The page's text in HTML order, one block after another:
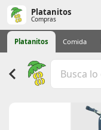
Platanitos
Compras
Platanitos Comida